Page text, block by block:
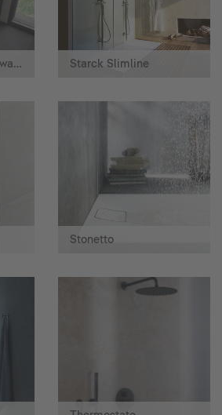
Starck Bade-/Duschwannen Starck Slimline
Stonetto